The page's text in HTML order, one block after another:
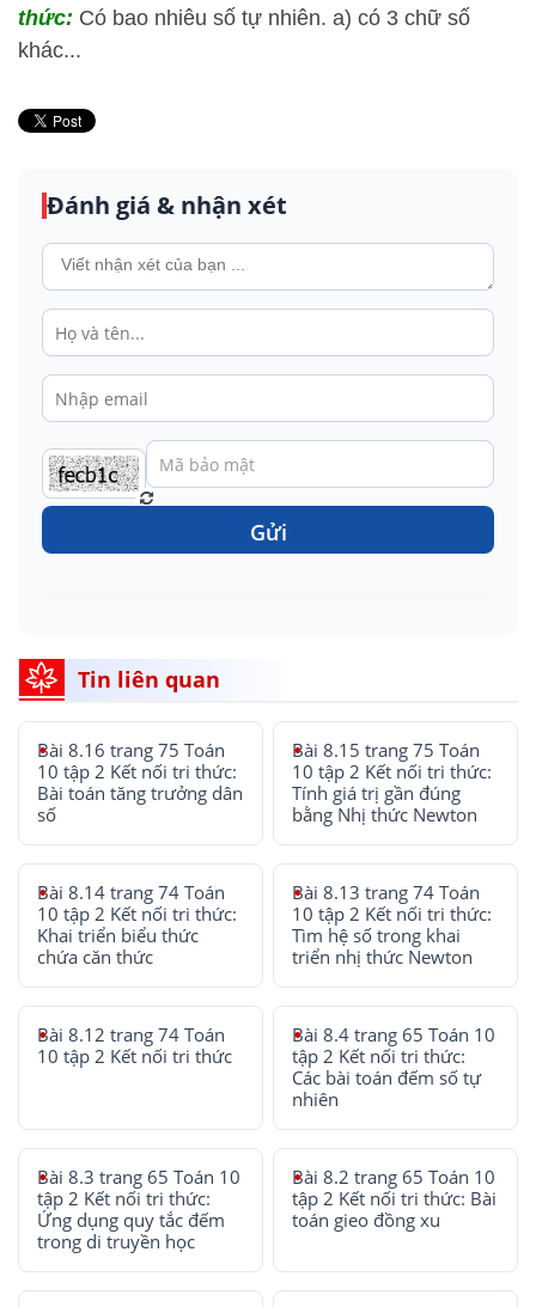
thức: Có bao nhiêu số tự nhiên. a) có 3 chữ số
khác...
Đánh giá & nhận xét
Gửi
Tin liên quan
Bài 8.16 trang 75 Toán
10 tập 2 Kết nối tri thức:
Bài toán tăng trưởng dân
số
Bài 8.15 trang 75 Toán
10 tập 2 Kết nối tri thức:
Tính giá trị gần đúng
bằng Nhị thức Newton
Bài 8.14 trang 74 Toán
10 tập 2 Kết nối tri thức:
Khai triển biểu thức
chứa căn thức
Bài 8.13 trang 74 Toán
10 tập 2 Kết nối tri thức:
Tìm hệ số trong khai
triển nhị thức Newton
Bài 8.12 trang 74 Toán
10 tập 2 Kết nối tri thức
Bài 8.4 trang 65 Toán 10
tập 2 Kết nối tri thức:
Các bài toán đếm số tự
nhiên
Bài 8.3 trang 65 Toán 10
tập 2 Kết nối tri thức:
Ứng dụng quy tắc đếm
trong di truyền học
Bài 8.2 trang 65 Toán 10
tập 2 Kết nối tri thức: Bài
toán gieo đồng xu